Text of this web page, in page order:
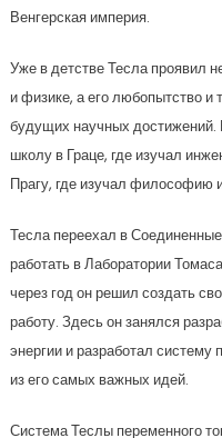
Венгерская империя.
Уже в детстве Тесла проявил
и физике, а его любопытство и
будущих научных достижений.
школу в Граце, где изучал
Прагу, где изучал философию
Тесла переехал в
работать в Лаборатории
через год он решил создать
работу. Здесь он занялся
энергии и разработал систему
из его самых важных идей.
Система Теслы переменного